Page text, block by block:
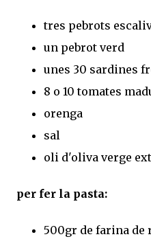
tres pebrots
un pebrot verd
unes 30 sardines
8 o 10 tomates
orenga
sal
oli d'oliva verge
per fer la pasta:
500gr de farina de